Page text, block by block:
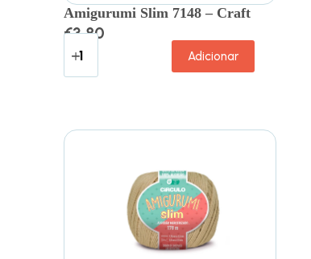
Amigurumi Slim 7148 – Craft
€3.80
Adicionar